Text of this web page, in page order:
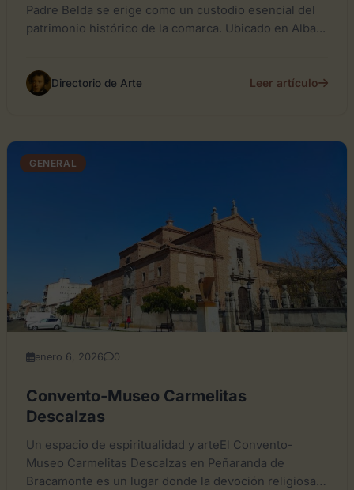
Padre Belda se erige como un custodio esencial del
patrimonio histórico de la comarca. Ubicado en Alba...
Directorio de Arte Leer artículo
GENERAL
enero 6, 2026 0
Convento-Museo Carmelitas
Descalzas
Un espacio de espiritualidad y arteEl Convento-
Museo Carmelitas Descalzas en Peñaranda de
Bracamonte es un lugar donde la devoción religiosa y